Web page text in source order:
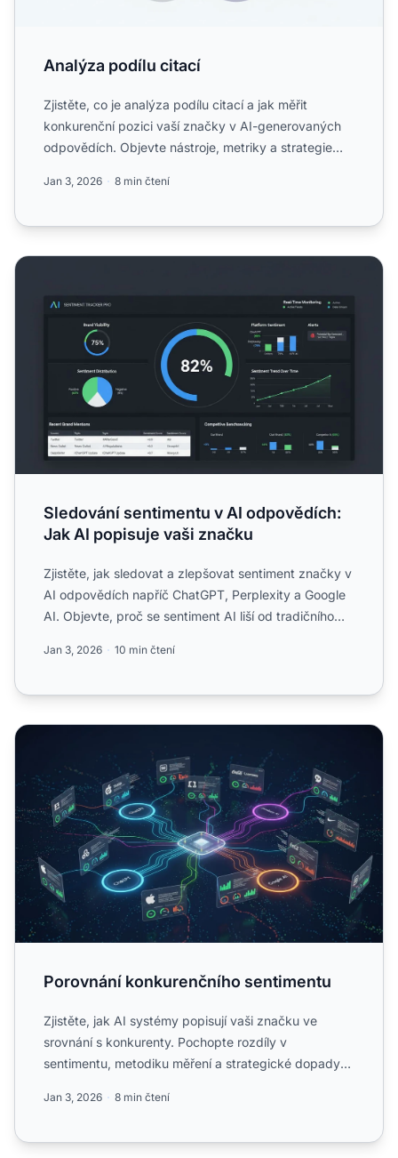
Analýza podílu citací
Zjistěte, co je analýza podílu citací a jak měřit
konkurenční pozici vaší značky v AI-generovaných
odpovědích. Objevte nástroje, metriky a strategie
Jan 3, 2026 8 min čtení
Sledování sentimentu v AI odpovědích: Jak AI popisuje
Sledování sentimentu v AI odpovědích:
Jak AI popisuje vaši značku
Zjistěte, jak sledovat a zlepšovat sentiment značky v
AI odpovědích napříč ChatGPT, Perplexity a Google
AI. Objevte, proč se sentiment AI liší od tradičního
Jan 3, 2026 10 min čtení
Porovnání konkurenčního sentimentu
Porovnání konkurenčního sentimentu
Zjistěte, jak AI systémy popisují vaši značku ve
srovnání s konkurenty. Pochopte rozdíly v
sentimentu, metodiku měření a strategické dopady
Jan 3, 2026 8 min čtení